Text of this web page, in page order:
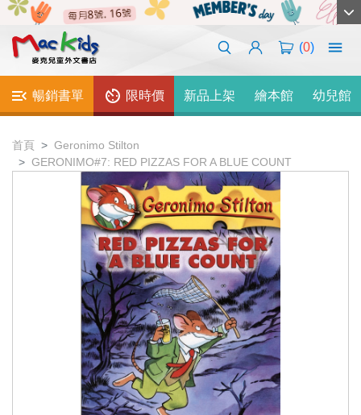
(0)
暢銷書單 限時價 新品上架 繪本館 幼兒館
首頁
Geronimo Stilton
GERONIMO#7: RED PIZZAS FOR A BLUE COUNT